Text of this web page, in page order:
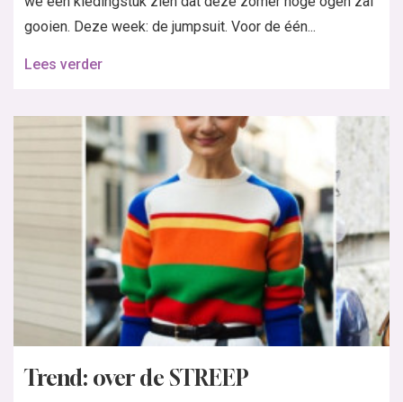
gooien. Deze week: de jumpsuit. Voor de één...
Lees verder
Trend: over de STREEP